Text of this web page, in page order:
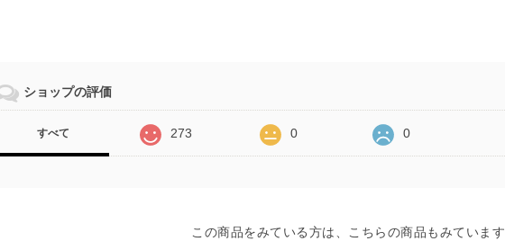
ショップの評価
すべて 273 0 0
この商品をみている方は、こちらの商品もみています